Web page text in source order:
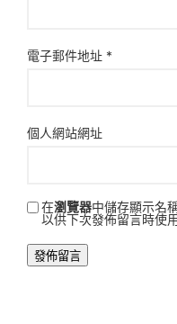
電子郵件地址 *
個人網站網址
在瀏覽器中儲存顯示名
以供下次發佈留言時使